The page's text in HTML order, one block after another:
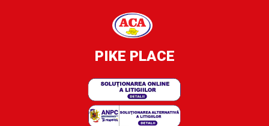
PIKE PLACE